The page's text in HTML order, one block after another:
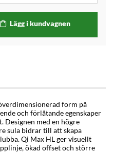
Lägg i kundvagnen
form på
och förlåtande egenskaper
Designen med en högre
sula bidrar till att skapa
Qi Max HL ger visuellt
ökad offset och större